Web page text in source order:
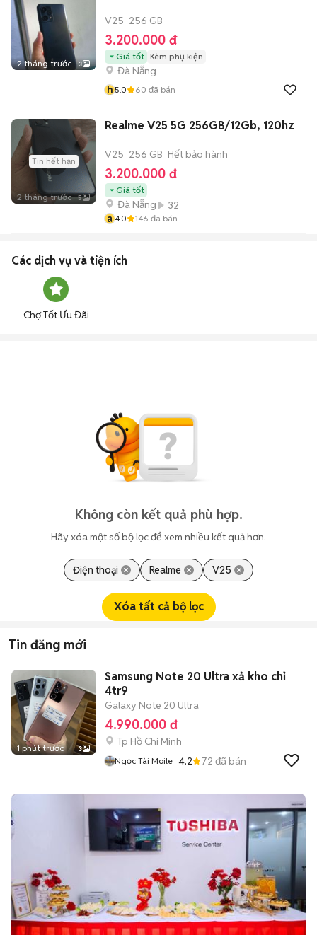
2 tháng trước 3
V25 256 GB
3.200.000 đ
Giá tốt Kèm phụ kiện
Đà Nẵng
h5.0 60 đã bán
Tin hết hạn
2 tháng trước 5
Realme V25 5G 256GB/12Gb, 120hz
V25 256 GB Hết bảo hành
3.200.000 đ
Giá tốt
Đà Nẵng
32
a 4.0 146 đã bán
Các dịch vụ và tiện ích
Chợ Tốt Ưu Đãi
Không còn kết quả phù hợp.
Hãy xóa một số bộ lọc để xem nhiều kết quả hơn.
Điện thoại Realme V25
Xóa tất cả bộ lọc
Tin đăng mới
1 phút trước 3
Samsung Note 20 Ultra xả kho chỉ
4tr9
Galaxy Note 20 Ultra
4.990.000 đ
Tp Hồ Chí Minh
Ngọc Tài Moile 4.2 72 đã bán